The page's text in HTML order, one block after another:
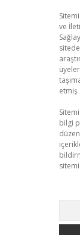
ve
etmiş
bilgi